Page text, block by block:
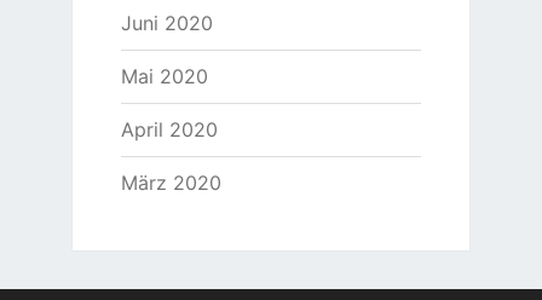
Juni 2020
Mai 2020
April 2020
März 2020